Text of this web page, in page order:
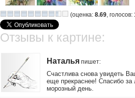
(оценка: 8.69, голосов:
Отзывы к картине:
Наталья пишет:
Счастлива снова увидеть
еще прекраснее! Спасибо за
морозный день.